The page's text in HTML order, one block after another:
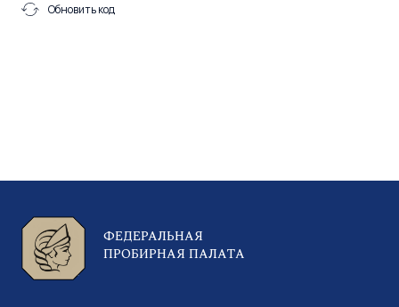
Обновить код
ФЕДЕРАЛЬНАЯ
ПРОБИРНАЯ ПАЛАТА